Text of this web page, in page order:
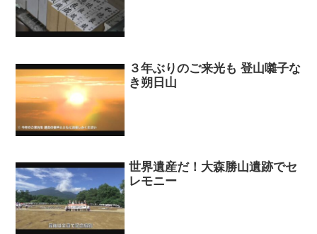
３年ぶりのご来光も 登山囃子な
き朔日山
世界遺産だ！大森勝山遺跡でセ
レモニー